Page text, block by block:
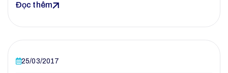
Đọc thêm
25/03/2017